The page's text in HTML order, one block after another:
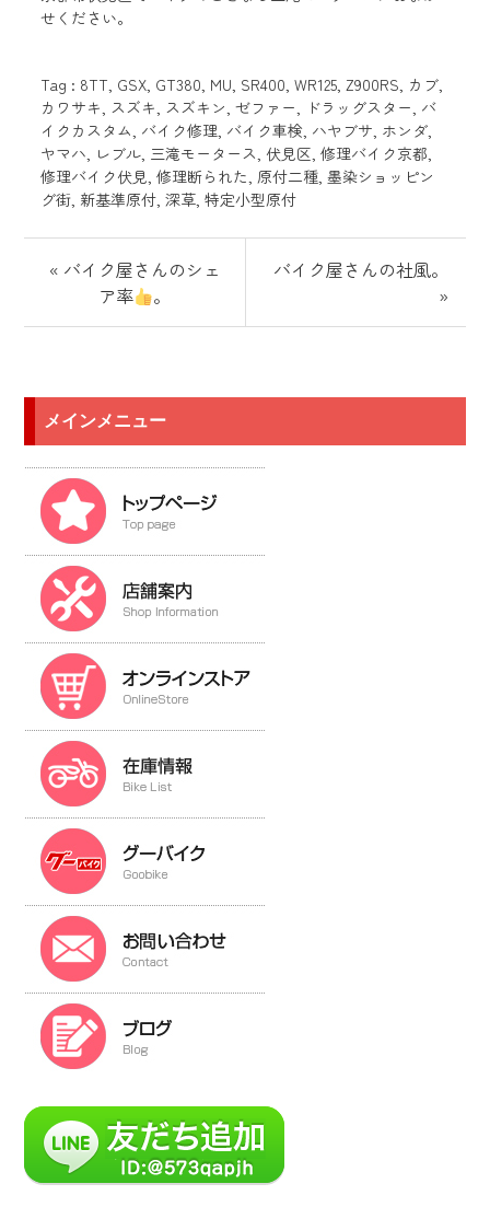
せください。
Tag : 8TT, GSX, GT380, MU, SR400,WR125,Z900RS, カブ,
カワサキ, スズキ, スズキン,ゼファー, ドラッグスター, バ
イクカスタム, バイク修理, バイク車検, ハヤブサ, ホンダ,
ヤマハ, レブル, 三滝モータース, 伏見区,修理バイク京都,
修理バイク伏見,修理断られた,原付二種,墨染ショッピン
グ街, 新基準原付,深草,特定小型原付
« バイク屋さんのシェ
ア率
。
バイク屋さんの社風。
»
メインメニュー